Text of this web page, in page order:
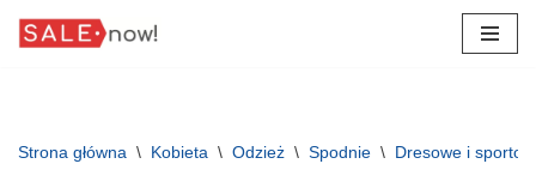
Strona główna \ Kobieta \ Odzież \ Spodnie \ Dresowe i